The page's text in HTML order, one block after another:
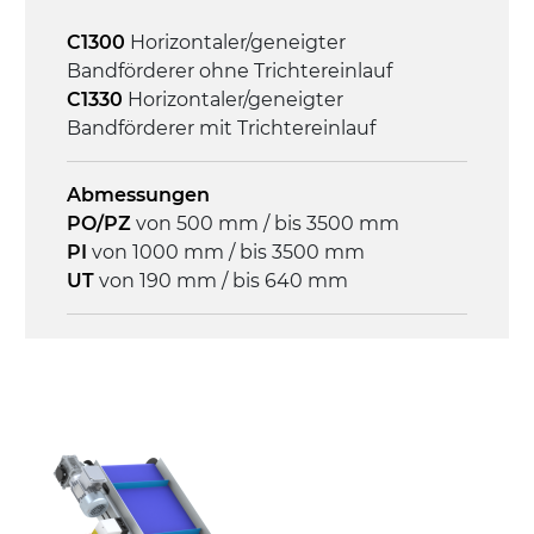
Geschwindigkeit
3,4 m/Minute
Überlastungsschutz
C1300 Horizontaler/geneigter
Bandförderer ohne Trichtereinlauf
C1330 Horizontaler/geneigter
Bandförderer mit Trichtereinlauf
Abmessungen
PO/PZ von 500 mm / bis 3500 mm
PI von 1000 mm / bis 3500 mm
UT von 190 mm / bis 640 mm
Seitenwände
Stranggepresste Profile aus eloxierter